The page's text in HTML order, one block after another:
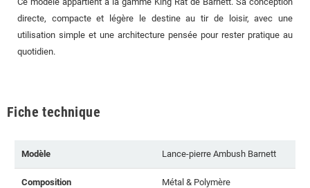
directe, compacte et légère le destine au tir de loisir, avec une
utilisation simple et une architecture pensée pour rester pratique au
quotidien.
Fiche technique
Modèle Lance-pierre Ambush Barnett
Composition Métal & Polymère